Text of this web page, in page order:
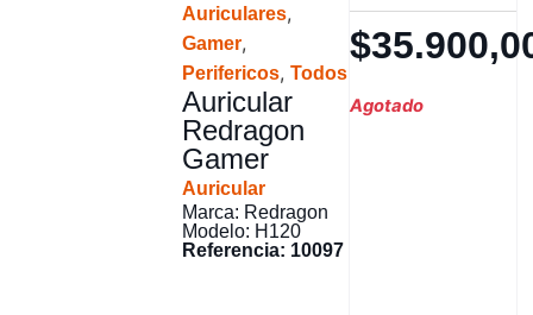
Auriculares,
Gamer,
Perifericos, Todos
Auricular
Redragon
Gamer
Auricular
Marca: Redragon
Modelo: H120
Referencia: 10097
$
Agotado